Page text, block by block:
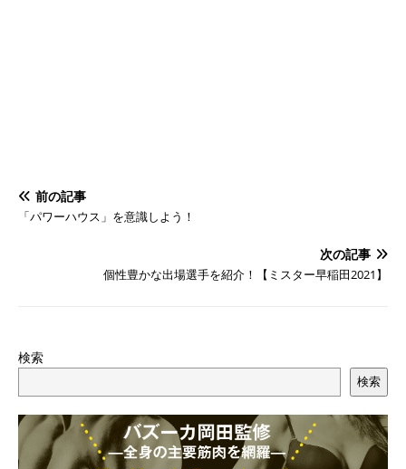
前の記事
「パワーハウス」を意識しよう！
次の記事
個性豊かな出場選手を紹介！【ミスター早稲田2021】
検索
検索